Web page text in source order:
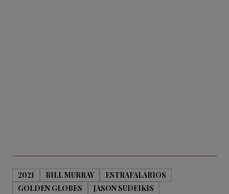
2021 BILL MURRAY
ESTRAFALARIOS
GOLDEN GLOBES
JASON SUDEIKIS